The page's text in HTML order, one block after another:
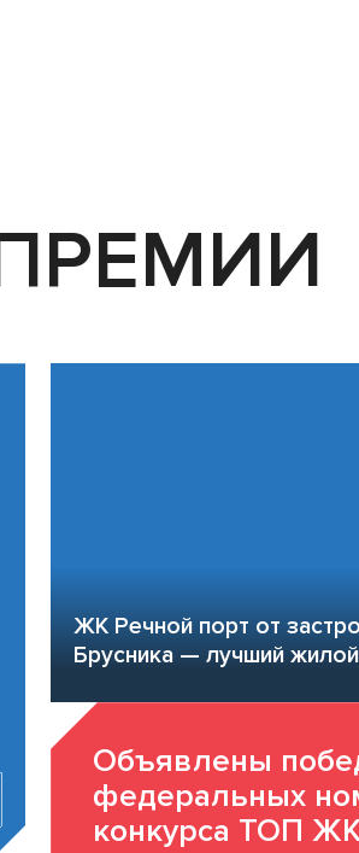
ЖК Речной порт от
Брусника — лучший
премии ТОП ЖК–2026
Объявлены
федеральных
конкурса ТОП